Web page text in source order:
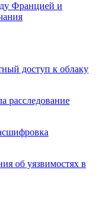
Францией и
доступ к облаку
расследование
об уязвимостях в